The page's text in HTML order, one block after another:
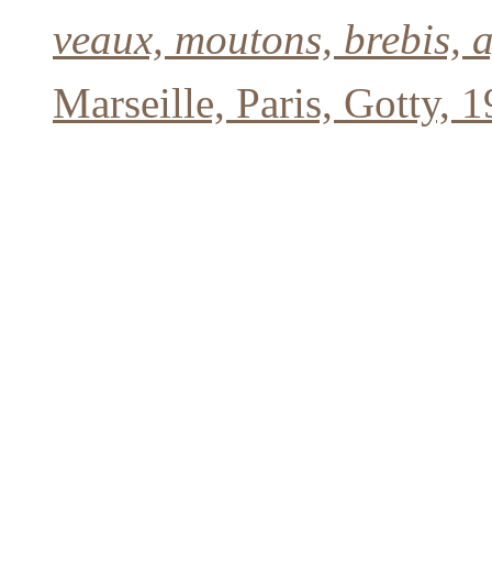
veaux, moutons, brebis,
Marseille, Paris, Gotty,